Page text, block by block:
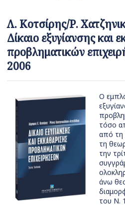
Λ. Κοτσίρης/Ρ.
Δίκαιο εξυγίανσης και
προβληματικών
2006
Ο
τόσο
από τη
τη
την
άνω
του Ν.